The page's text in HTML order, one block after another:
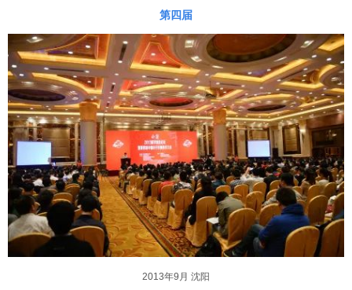
第四届
2013年9月 沈阳